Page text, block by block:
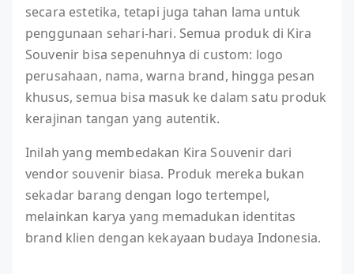
secara estetika, tetapi juga tahan lama untuk
penggunaan sehari-hari. Semua produk di Kira
Souvenir bisa sepenuhnya di custom: logo
perusahaan, nama, warna brand, hingga pesan
khusus, semua bisa masuk ke dalam satu produk
kerajinan tangan yang autentik.
Inilah yang membedakan Kira Souvenir dari
vendor souvenir biasa. Produk mereka bukan
sekadar barang dengan logo tertempel,
melainkan karya yang memadukan identitas
brand klien dengan kekayaan budaya Indonesia.